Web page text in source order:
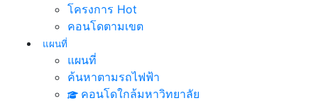
โครงการ Hot
คอนโดตามเขต
แผนที่
แผนที่
ค้นหาตามรถไฟฟ้า
คอนโดใกล้มหาวิทยาลัย